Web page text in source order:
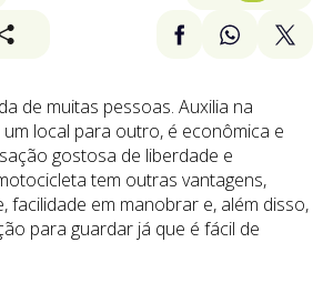
de muitas pessoas. Auxilia na
local para outro, é econômica e
gostosa de liberdade e
tem outras vantagens,
facilidade em manobrar e, além disso,
para guardar já que é fácil de